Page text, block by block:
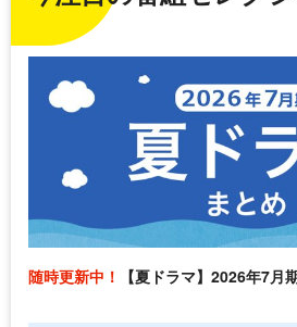
随時更新中！ 【夏ドラマ】2026年7月